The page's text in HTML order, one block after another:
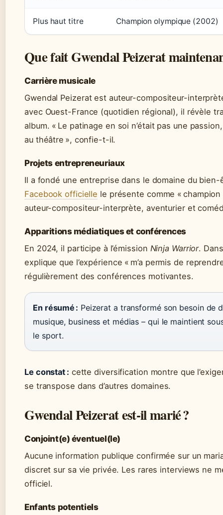
Plus haut titre Champion olympique (2002)
Que fait Gwendal Peizerat
Carrière musicale
Gwendal Peizerat est auteur-compositeur-
avec Ouest-France (quotidien régional), il révèle
album. « Le patinage en soi n’était pas une
au théâtre », confie-t-il.
Projets entrepreneuriaux
Il a fondé une entreprise dans le domaine du
Facebook officielle le présente comme «
auteur-compositeur-interprète, aventurier et
Apparitions médiatiques et conférences
En 2024, il participe à l’émission Ninja Warrior.
explique que l’expérience « m’a permis de
régulièrement des conférences motivantes.
En résumé : Peizerat a transformé son besoin de
musique, business et médias – qui le maintient
le sport.
Le constat : cette diversification montre que
se transpose dans d’autres domaines.
Gwendal Peizerat est-il marié ?
Conjoint(e) éventuel(le)
Aucune information publique confirmée sur un
discret sur sa vie privée. Les rares interviews ne
officiel.
Enfants potentiels